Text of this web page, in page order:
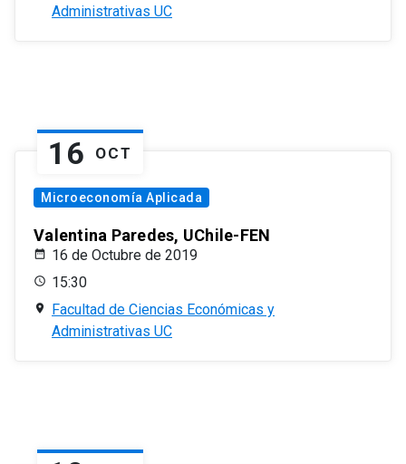
Administrativas UC
16 OCT
Microeconomía Aplicada
Valentina Paredes, UChile-FEN
16 de Octubre de 2019
15:30
Facultad de Ciencias Económicas y
Administrativas UC